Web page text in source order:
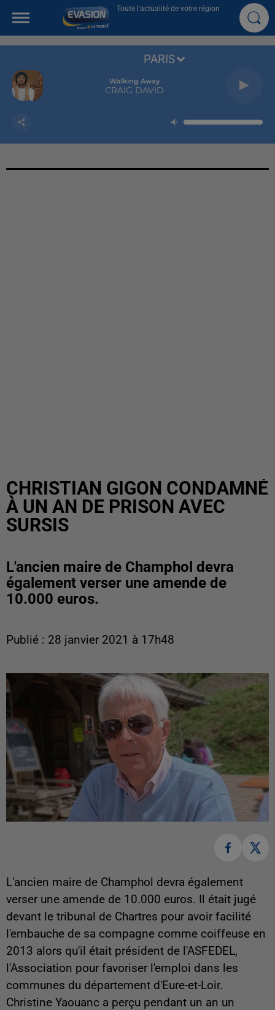
Toute l'actualité de votre région
Walking Away
CRAIG DAVID
PARIS
CHRISTIAN GIGON CONDAMNÉ
À UN AN DE PRISON AVEC
SURSIS
L'ancien maire de Champhol devra
également verser une amende de
10.000 euros.
Publié : 28 janvier 2021 à 17h48
L'ancien maire de Champhol devra également
verser une amende de 10.000 euros. Il était jugé
devant le tribunal de Chartres pour avoir facilité
l'embauche de sa compagne comme coiffeuse en
2013 alors qu'il était président de l'ASFEDEL,
l'Association pour favoriser l'emploi dans les
communes du département d'Eure-et-Loir.
Christine Yaouanc a perçu pendant un an un